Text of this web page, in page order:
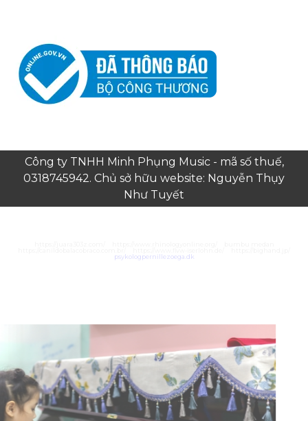
Công ty TNHH Minh Phụng Music - mã số thuế,
0318745942. Chủ sở hữu website: Nguyễn Thụy
Như Tuyết
psykologpernillezoega.dk